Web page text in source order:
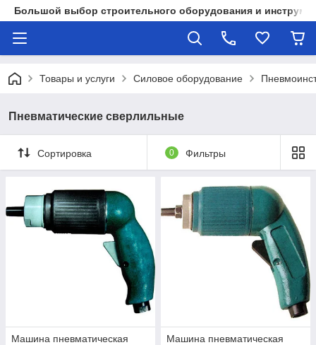
Большой выбор строительного оборудования и
Товары и услуги Силовое оборудование
Пневматические сверлильные
Сортировка 0 Фильтры
Машина пневматическая
Машина пневматическая